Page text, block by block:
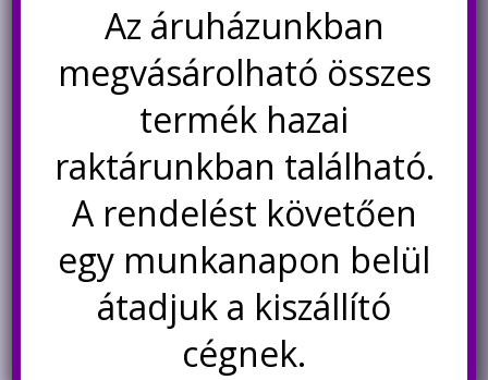
900M-T-2.4D pákahegy
price
440Ft.
price
350Ft.
Kosárba teszem
Forrasztópáka 60W-os
kerámia fűtőbetéttel,
szabályozható
Értékelés:
5.00
2.400 Ft
Kosárba teszem
Az áruházunkban
megvásárolható összes
termék hazai
raktárunkban található.
A rendelést követően
egy munkanapon belül
átadjuk a kiszállító
cégnek.